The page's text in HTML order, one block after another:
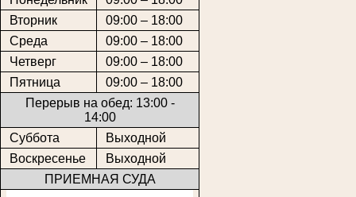
Вторник
09:00 – 18:00
Среда
09:00 – 18:00
Четверг
09:00 – 18:00
Пятница
09:00 – 18:00
Перерыв на обед: 13:00 -
14:00
Суббота
Выходной
Воскресенье
Выходной
ПРИЕМНАЯ СУДА